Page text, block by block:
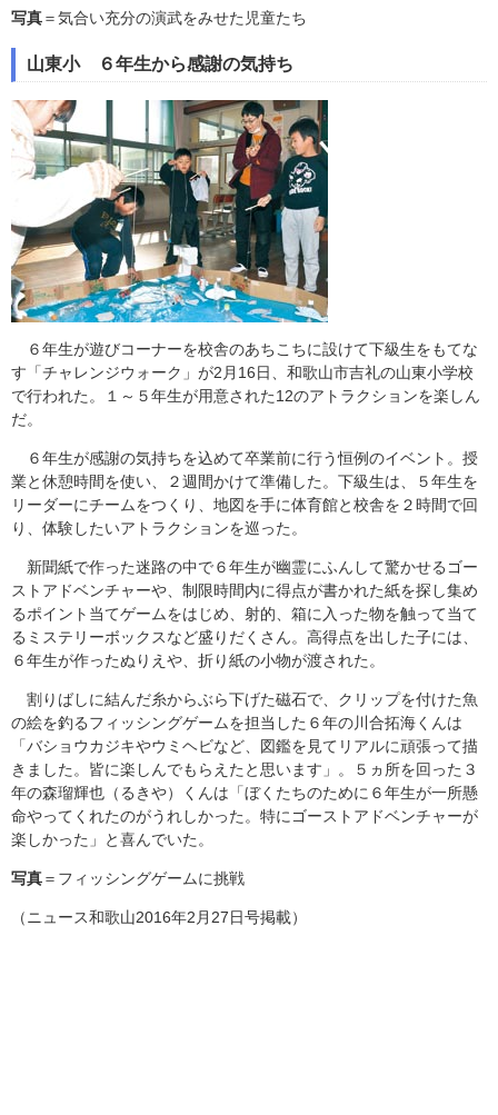
写真＝気合い充分の演武をみせた児童たち
山東小 ６年生から感謝の気持ち
６年生が遊びコーナーを校舎のあちこちに設けて下級生をもてな
す「チャレンジウォーク」が2月16日、和歌山市吉礼の山東小学校
で行われた。１～５年生が用意された12のアトラクションを楽しん
だ。
６年生が感謝の気持ちを込めて卒業前に行う恒例のイベント。授
業と休憩時間を使い、２週間かけて準備した。下級生は、５年生を
リーダーにチームをつくり、地図を手に体育館と校舎を２時間で回
り、体験したいアトラクションを巡った。
新聞紙で作った迷路の中で６年生が幽霊にふんして驚かせるゴー
ストアドベンチャーや、制限時間内に得点が書かれた紙を探し集め
るポイント当てゲームをはじめ、射的、箱に入った物を触って当て
るミステリーボックスなど盛りだくさん。高得点を出した子には、
６年生が作ったぬりえや、折り紙の小物が渡された。
割りばしに結んだ糸からぶら下げた磁石で、クリップを付けた魚
の絵を釣るフィッシングゲームを担当した６年の川合拓海くんは
「バショウカジキやウミヘビなど、図鑑を見てリアルに頑張って描
きました。皆に楽しんでもらえたと思います」。５ヵ所を回った３
年の森瑠輝也（るきや）くんは「ぼくたちのために６年生が一所懸
命やってくれたのがうれしかった。特にゴーストアドベンチャーが
楽しかった」と喜んでいた。
写真＝フィッシングゲームに挑戦
（ニュース和歌山2016年2月27日号掲載）